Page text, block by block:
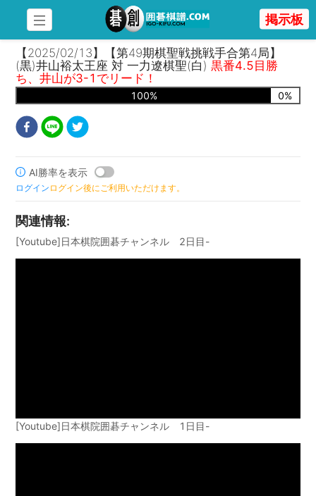
掲示板
【2025/02/13】【第49期棋聖戦挑戦手合第4局】
(黒)井山裕太王座 対 一力遼棋聖(白)黒番4.5目勝
ち、井山が3-1でリード！
100% 0%
AI勝率を表示
ログイン ログイン後にご利用いただけます。
関連情報:
[Youtube]日本棋院囲碁チャンネル 2日目-
[Youtube]日本棋院囲碁チャンネル 1日目-